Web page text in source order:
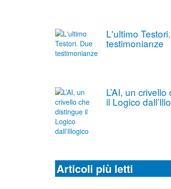
L'ultimo
testimonianze
L’AI, un
il Logico
Articoli più letti